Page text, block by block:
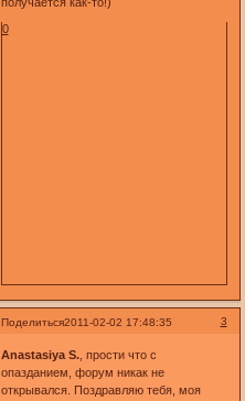
0
Поделиться 3
2011-02-02 17:48:35
Anastasiya S., прости что с
опазданием, форум никак не
открывался. Поздравляю тебя, моя